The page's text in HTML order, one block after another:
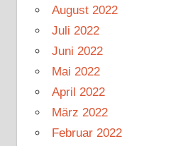
August 2022
Juli 2022
Juni 2022
Mai 2022
April 2022
März 2022
Februar 2022